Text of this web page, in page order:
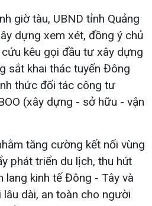
giờ tàu, UBND tỉnh Quảng
dựng xem xét, đồng ý chủ
kêu gọi đầu tư xây dựng
sắt khai thác tuyến Đông
thức đối tác công tư
(xây dựng - sở hữu - vận
tăng cường kết nối vùng
phát triển du lịch, thu hút
lang kinh tế Đông - Tây và
dài, an toàn cho người